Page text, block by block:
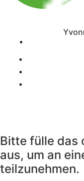
Bitte fülle das
aus, um an
teilzunehmen.